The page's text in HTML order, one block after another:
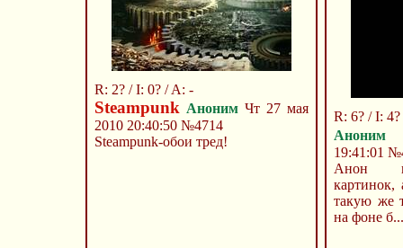
R: 2? / I: 0? / A: -
Steampunk Аноним Чт 27 мая
2010 20:40:50 №4714
Steampunk-обои тред!
R: 6? / I:
Аноним
19:41:01
Анон
такую же
на фоне б...